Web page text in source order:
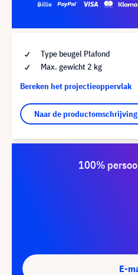
Type beugel Plafond
Max. gewicht 2 kg
Bereken het projectieoppervlak
Naar de productomschrijving
100%
E-